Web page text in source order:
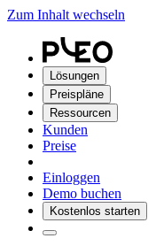
Zum Inhalt wechseln
Lösungen
Preispläne
Ressourcen
Kunden
Preise
Einloggen
Demo buchen
Kostenlos starten